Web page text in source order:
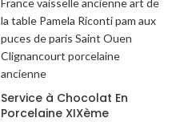
Service à Chocolat En
Porcelaine XIXème